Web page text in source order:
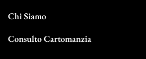
Chi Siamo
Consulto Cartomanzia